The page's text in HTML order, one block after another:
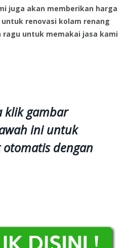
juga akan memberikan harga
renovasi kolam renang
ragu untuk memakai jasa kami
klik gambar
ini untuk
dengan